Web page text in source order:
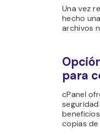
Una vez
hecho
archivos
para
cPanel
copias